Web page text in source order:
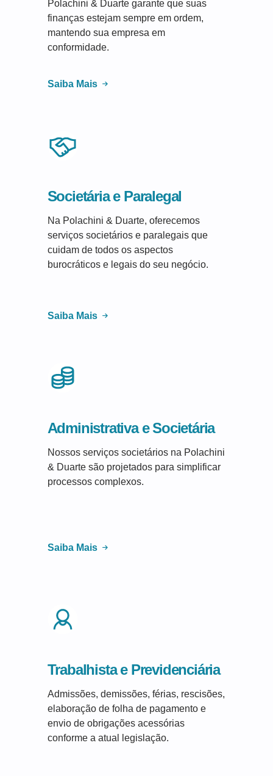
Polachini & Duarte garante que suas
finanças estejam sempre em ordem,
mantendo sua empresa em
conformidade.
Saiba Mais
Societária e Paralegal
Na Polachini & Duarte, oferecemos
serviços societários e paralegais que
cuidam de todos os aspectos
burocráticos e legais do seu negócio.
Saiba Mais
Administrativa e Societária
Nossos serviços societários na Polachini
& Duarte são projetados para simplificar
processos complexos.
Saiba Mais
Trabalhista e Previdenciária
Admissões, demissões, férias, rescisões,
elaboração de folha de pagamento e
envio de obrigações acessórias
conforme a atual legislação.